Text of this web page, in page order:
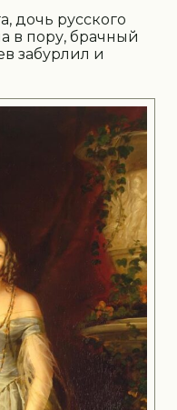
дочь русского
в пору, брачный
забурлил и